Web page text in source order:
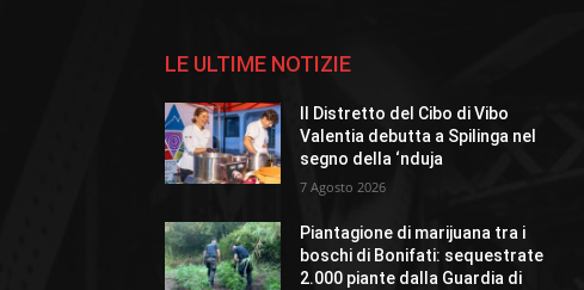
LE ULTIME NOTIZIE
Il Distretto del Cibo di Vibo
Valentia debutta a Spilinga nel
segno della ‘nduja
7 Agosto 2026
Piantagione di marijuana tra i
boschi di Bonifati: sequestrate
2.000 piante dalla Guardia di